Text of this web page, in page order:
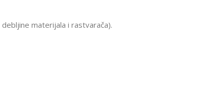
materijala i rastvarača).